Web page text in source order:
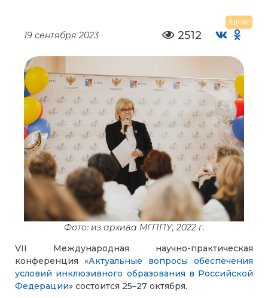
Анонс
19 сентября 2023 2512
Фото: из архива МГППУ, 2022 г.
VII Международная научно-практическая
конференция «Актуальные вопросы обеспечения
условий инклюзивного образования в Российской
Федерации» состоится 25–27 октября.